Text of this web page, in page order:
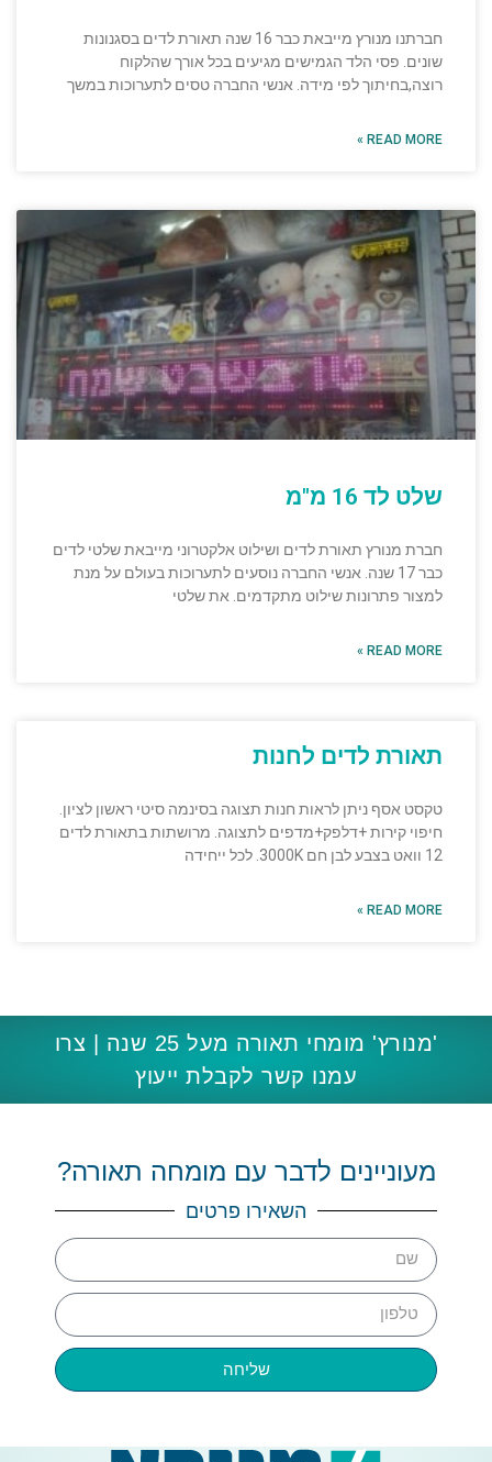
חברתנו מנורץ מייבאת כבר 16 שנה תאורת לדים בסגנונות
שונים. פסי הלד הגמישים מגיעים בכל אורך שהלקוח
רוצה,בחיתוך לפי מידה. אנשי החברה טסים לתערוכות במשך
READ MORE »
שלט לד 16 מ"מ
חברת מנורץ תאורת לדים ושילוט אלקטרוני מייבאת שלטי לדים
כבר 17 שנה. אנשי החברה נוסעים לתערוכות בעולם על מנת
למצור פתרונות שילוט מתקדמים. את שלטי
READ MORE »
תאורת לדים לחנות
טקסט אסף ניתן לראות חנות תצוגה בסינמה סיטי ראשון לציון.
חיפוי קירות +דלפק+מדפים לתצוגה. מרושתות בתאורת לדים
12 וואט בצבע לבן חם 3000K. לכל ייחידה
READ MORE »
'מנורץ' מומחי תאורה מעל 25 שנה | צרו
עמנו קשר לקבלת ייעוץ
מעוניינים לדבר עם מומחה תאורה?
השאירו פרטים
שליחה